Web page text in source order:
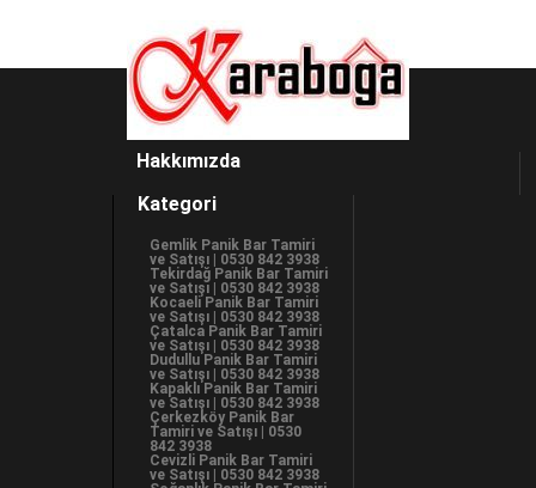
Hakkımızda
Kategori
Gemlik Panik Bar Tamiri
ve Satışı | 0530 842 3938
Tekirdağ Panik Bar Tamiri
ve Satışı | 0530 842 3938
Kocaeli Panik Bar Tamiri
ve Satışı | 0530 842 3938
Çatalca Panik Bar Tamiri
ve Satışı | 0530 842 3938
Dudullu Panik Bar Tamiri
ve Satışı | 0530 842 3938
Kapaklı Panik Bar Tamiri
ve Satışı | 0530 842 3938
Çerkezköy Panik Bar
Tamiri ve Satışı | 0530
842 3938
Cevizli Panik Bar Tamiri
ve Satışı | 0530 842 3938